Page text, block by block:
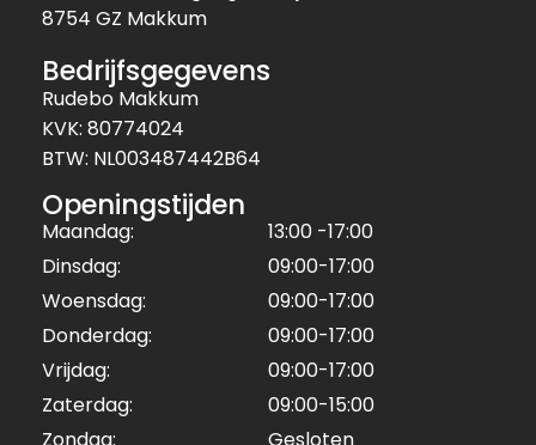
8754 GZ Makkum
Bedrijfsgegevens
Rudebo Makkum
KVK: 80774024
BTW: NL003487442B64
Openingstijden
Maandag:
13:00 -17:00
Dinsdag:
09:00-17:00
Woensdag:
09:00-17:00
Donderdag:
09:00-17:00
Vrijdag:
09:00-17:00
Zaterdag:
09:00-15:00
Zondag:
Gesloten